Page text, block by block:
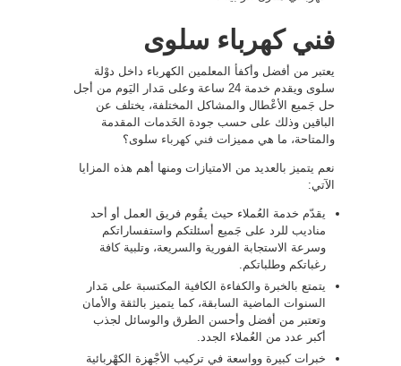
فني كهرباء سلوى
يعتبر من أفضل وأكفأ المعلمين الكهرباء داخل دوْلة
سلوى ويقدم خدمة 24 ساعة وعلى مَدار اليَوم من أجل
حل جَميع الأعْطال والمشاكل المختلفة، يختلف عن
الباقين وذلك على حسب جودة الخَدمات المقدمة
والمتاحة، ما هي مميزات فني كهرباء سلوى؟
نعم يتميز بالعديد من الامتيازات ومنها أهم هذه المزايا
الآتي:
يقدّم خدمة العُملاء حيث يقُوم فريق العمل أو أحد
مناديب للرد على جَميع أسئلتكم واستفساراتكم
وسرعة الاستجابة الفورية والسريعة، وتلبية كافة
رغباتكم وطلباتكم.
يتمتع بالخبرة والكفاءة الكافية المكتسبة على مَدار
السنوات الماضية السابقة، كما يتميز بالثقة والأمان
وتعتبر من أفضل وأحسن الطرق والوسائل لجذب
أكبر عدد من العُملاء الجدد.
خبرات كبيرة وواسعة في تركيب الأجْهزة الكهْربائية